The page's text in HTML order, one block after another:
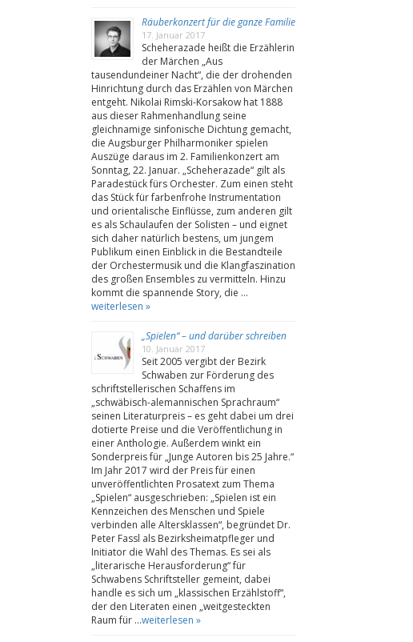
Räuberkonzert für die ganze Familie
17. Januar 2017
Scheherazade heißt die Erzählerin
der Märchen „Aus
tausendundeiner Nacht“, die der drohenden
Hinrichtung durch das Erzählen von Märchen
entgeht. Nikolai Rimski-Korsakow hat 1888
aus dieser Rahmenhandlung seine
gleichnamige sinfonische Dichtung gemacht,
die Augsburger Philharmoniker spielen
Auszüge daraus im 2. Familienkonzert am
Sonntag, 22. Januar. „Scheherazade“ gilt als
Paradestück fürs Orchester. Zum einen steht
das Stück für farbenfrohe Instrumentation
und orientalische Einflüsse, zum anderen gilt
es als Schaulaufen der Solisten – und eignet
sich daher natürlich bestens, um jungem
Publikum einen Einblick in die Bestandteile
der Orchestermusik und die Klangfaszination
des großen Ensembles zu vermitteln. Hinzu
kommt die spannende Story, die …
weiterlesen »
„Spielen“ – und darüber schreiben
10. Januar 2017
Seit 2005 vergibt der Bezirk
Schwaben zur Förderung des
schriftstellerischen Schaffens im
„schwäbisch-alemannischen Sprachraum“
seinen Literaturpreis – es geht dabei um drei
dotierte Preise und die Veröffentlichung in
einer Anthologie. Außerdem winkt ein
Sonderpreis für „Junge Autoren bis 25 Jahre.“
Im Jahr 2017 wird der Preis für einen
unveröffentlichten Prosatext zum Thema
„Spielen“ ausgeschrieben: „Spielen ist ein
Kennzeichen des Menschen und Spiele
verbinden alle Altersklassen“, begründet Dr.
Peter Fassl als Bezirksheimatpfleger und
Initiator die Wahl des Themas. Es sei als
„literarische Herausforderung“ für
Schwabens Schriftsteller gemeint, dabei
handle es sich um „klassischen Erzählstoff“,
der den Literaten einen „weitgesteckten
Raum für …weiterlesen »